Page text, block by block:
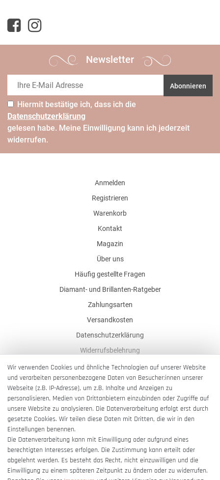
Newsletter
Abonnieren
Hiermit bestätige ich, dass ich die
Daten­schutz­erklärung
gelesen habe. Meine Einwilligung kann ich jederzeit
widerrufen.
Anmelden
Registrieren
Warenkorb
Kontakt
Magazin
Über uns
Häufig gestellte Fragen
Diamant- und Brillanten-Ratgeber
Zahlungsarten
Versandkosten
Datenschutzerklärung
Widerrufsbelehrung
AGB
Impressum
Barrierefreiheitserklärung
Vertrag widerrufen
Wir verwenden Cookies und ähnliche Technologien auf unserer Website
und verarbeiten personenbezogene Daten von Besucher:innen unserer
Webseite (z.B. IP-Adresse), um z.B. Inhalte und Anzeigen zu
personalisieren, Medien von Drittanbietern einzubinden oder Zugriffe auf
unsere Website zu analysieren. Die Datenverarbeitung erfolgt erst durch
gesetzte Cookies. Wir teilen diese Daten mit Dritten, die wir in den
Einstellungen benennen.
Die Datenverarbeitung kann mit Einwilligung oder aufgrund eines
berechtigten Interesses erfolgen. Die Zustimmung kann erteilt oder
abgelehnt werden. Es besteht das Recht, nicht einzuwilligen und die
Einwilligung zu einem späteren Zeitpunkt zu ändern oder zu widerrufen.